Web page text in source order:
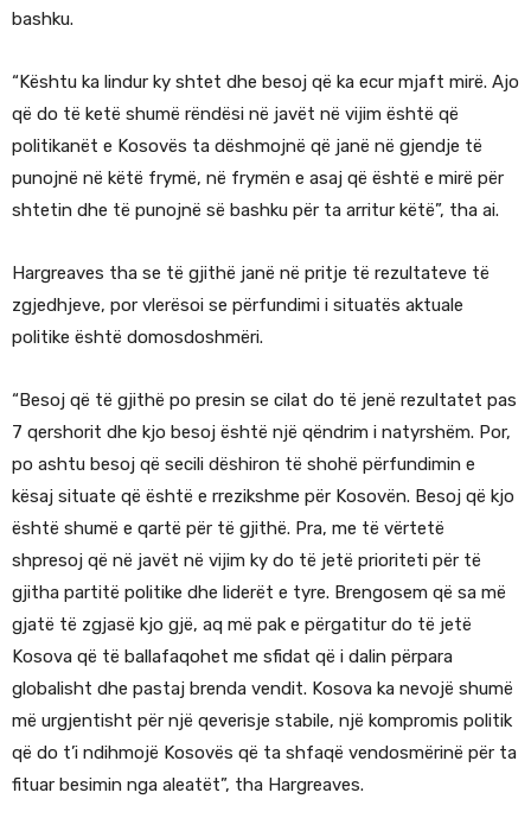
bashku.
“Kështu ka lindur ky shtet dhe besoj që ka ecur mjaft mirë. Ajo
që do të ketë shumë rëndësi në javët në vijim është që
politikanët e Kosovës ta dëshmojnë që janë në gjendje të
punojnë në këtë frymë, në frymën e asaj që është e mirë për
shtetin dhe të punojnë së bashku për ta arritur këtë”, tha ai.
Hargreaves tha se të gjithë janë në pritje të rezultateve të
zgjedhjeve, por vlerësoi se përfundimi i situatës aktuale
politike është domosdoshmëri.
“Besoj që të gjithë po presin se cilat do të jenë rezultatet pas
7 qershorit dhe kjo besoj është një qëndrim i natyrshëm. Por,
po ashtu besoj që secili dëshiron të shohë përfundimin e
kësaj situate që është e rrezikshme për Kosovën. Besoj që kjo
është shumë e qartë për të gjithë. Pra, me të vërtetë
shpresoj që në javët në vijim ky do të jetë prioriteti për të
gjitha partitë politike dhe liderët e tyre. Brengosem që sa më
gjatë të zgjasë kjo gjë, aq më pak e përgatitur do të jetë
Kosova që të ballafaqohet me sfidat që i dalin përpara
globalisht dhe pastaj brenda vendit. Kosova ka nevojë shumë
më urgjentisht për një qeverisje stabile, një kompromis politik
që do t’i ndihmojë Kosovës që ta shfaqë vendosmërinë për ta
fituar besimin nga aleatët”, tha Hargreaves.